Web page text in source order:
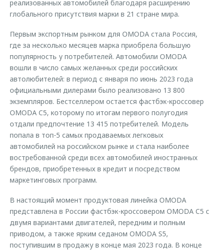
реализованных автомобилей благодаря расширению
глобального присутствия марки в 21 стране мира.
Первым экспортным рынком для OMODA стала Россия,
где за несколько месяцев марка приобрела большую
популярность у потребителей. Автомобили OMODA
вошли в число самых желанных среди российских
автолюбителей: в период с января по июнь 2023 года
официальными дилерами было реализовано 13 800
экземпляров. Бестселлером остается фастбэк-кроссовер
OMODA C5, которому по итогам первого полугодия
отдали предпочтение 13 415 потребителей. Модель
попала в топ-5 самых продаваемых легковых
автомобилей на российском рынке и стала наиболее
востребованной среди всех автомобилей иностранных
брендов, приобретенных в кредит и посредством
маркетинговых программ.
В настоящий момент продуктовая линейка OMODA
представлена в России фастбэк-кроссовером OMODA C5 с
двумя вариантами двигателей, передним и полным
приводом, а также ярким седаном OMODA S5,
поступившим в продажу в конце мая 2023 года. В конце